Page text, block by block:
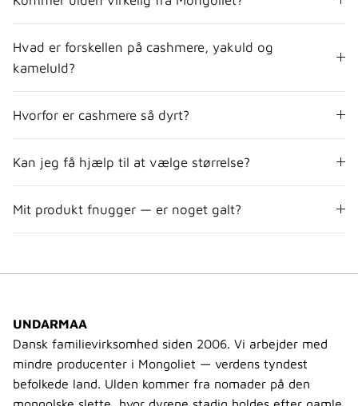
Hvad er forskellen på cashmere, yakuld og
kameluld?
Hvorfor er cashmere så dyrt?
Kan jeg få hjælp til at vælge størrelse?
Mit produkt fnugger — er noget galt?
UNDARMAA
Dansk familievirksomhed siden 2006. Vi arbejder med
mindre producenter i Mongoliet — verdens tyndest
befolkede land. Ulden kommer fra nomader på den